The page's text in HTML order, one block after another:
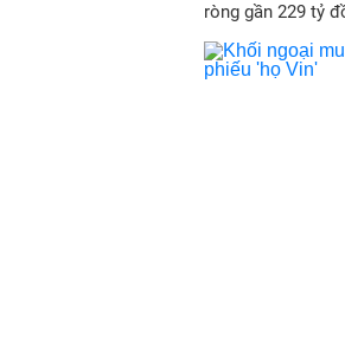
ròng gần 229 tỷ